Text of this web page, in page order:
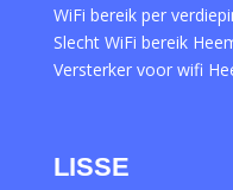
WiFi bereik per
Slecht WiFi bereik
Versterker voor wifi
LISSE